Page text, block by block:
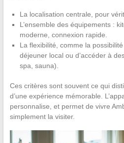
La localisation centrale, pour
L’ensemble des équipements :
moderne, connexion rapide.
La flexibilité, comme la
déjeuner local ou d’accéder à
spa, sauna).
Ces critères sont souvent ce qui
d’une expérience mémorable.
personnalise, et permet de vivre
simplement la visiter.